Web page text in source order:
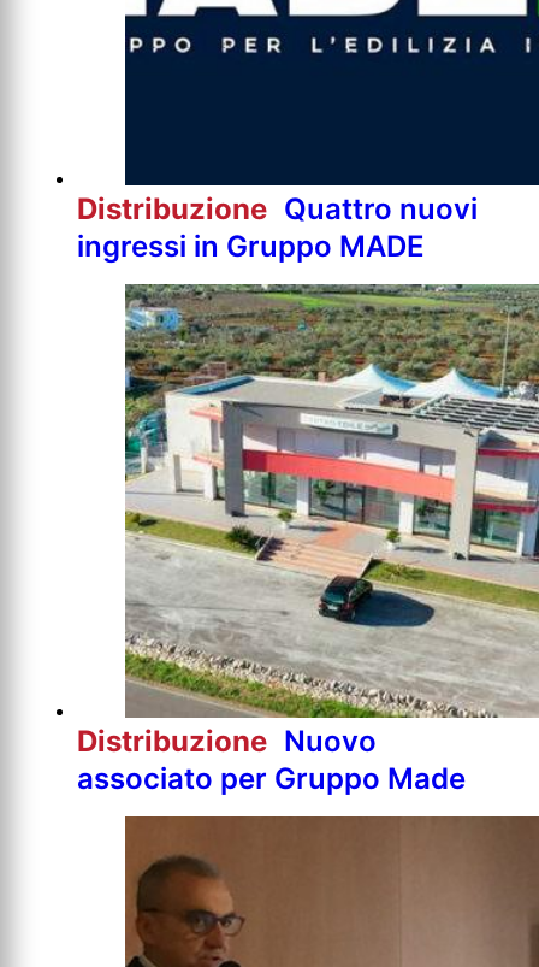
Distribuzione Quattro nuovi
ingressi in Gruppo MADE
Distribuzione Nuovo
associato per Gruppo Made